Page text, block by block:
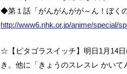
◆第１話「がんがんがが～ん！ぼく
http://www6.nhk.or.jp/anime/special/
☆【ピタゴラスイッチ】明日1月14
き。他に「きょうのスレスレ かい